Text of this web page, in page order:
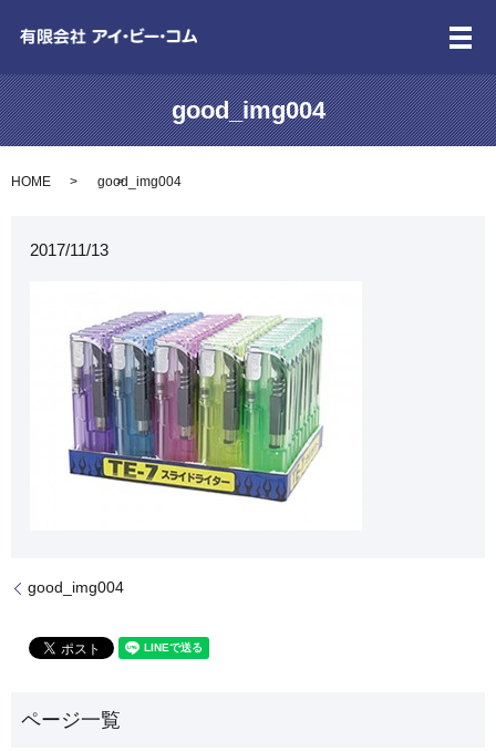
メ
good_img004
HOME good_img004
2017/11/13
good_img004